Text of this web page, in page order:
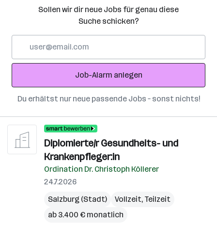
Sollen wir dir neue Jobs für genau diese
Suche schicken?
Adresse
Job-Alarm anlegen
Du erhältst nur neue passende Jobs – sonst nichts!
Diplomierte/r Gesundheits- und
Krankenpfleger:in
Ordination Dr. Christoph Köllerer
24.7.2026
Salzburg (Stadt)
Vollzeit, Teilzeit
ab 3.400 € monatlich